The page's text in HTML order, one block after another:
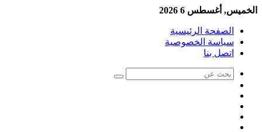
الخميس, أغسطس 6 2026
الصفحة الرئيسية
سياسة الخصوصية
اتصل بنا